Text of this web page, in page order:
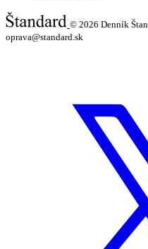
© 2026 Denník
oprava@standard.sk